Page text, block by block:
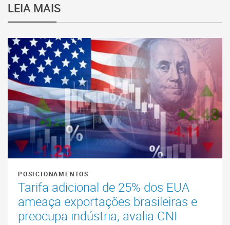
LEIA MAIS
POSICIONAMENTOS
Tarifa adicional de 25% dos EUA
ameaça exportações brasileiras e
preocupa indústria, avalia CNI